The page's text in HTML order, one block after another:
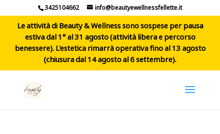
3425104662 info@beautyewellnessfellette.it
Le attività di Beauty & Wellness sono sospese per pausa
estiva dal 1° al 31 agosto (attività libera e percorso
benessere). L'estetica rimarrà operativa fino al 13 agosto
(chiusura dal 14 agosto al 6 settembre).